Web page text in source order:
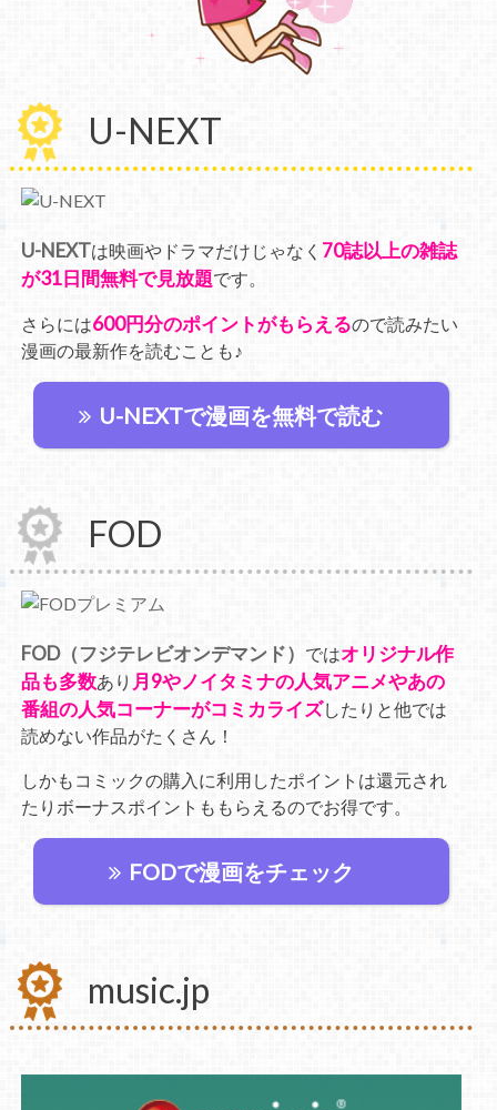
U-NEXT
U-NEXTは映画やドラマだけじゃなく 70誌以上の雑誌
が31日間無料で見放題です。
さらには600円分のポイントがもらえるので読みたい
漫画の最新作を読むことも♪
U-NEXTで漫画を無料で読む
FOD
FOD（フジテレビオンデマンド） ではオリジナル作
品も多数あり 月9やノイタミナの人気アニメやあの
番組の人気コーナーがコミカライズしたりと他では
読めない作品がたくさん！
しかもコミックの購入に利用したポイントは還元され
たりボーナスポイントももらえるのでお得です。
FODで漫画をチェック
music.jp